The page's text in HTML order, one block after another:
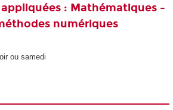
: Mathématiques -
numériques
ou samedi